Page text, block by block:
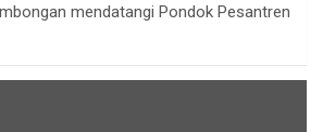
mendatangi Pondok Pesantren